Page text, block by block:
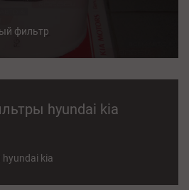
фильтр
hyundai kia
kia